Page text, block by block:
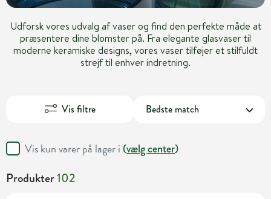
Udforsk vores udvalg af vaser og find den perfekte måde at
præsentere dine blomster på. Fra elegante glasvaser til
moderne keramiske designs, vores vaser tilføjer et stilfuldt
strejf til enhver indretning.
Vis filtre
Vis kun varer på lager i (vælg center)
Produkter102